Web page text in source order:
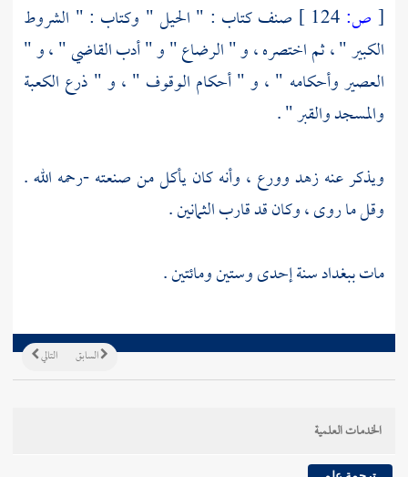
[ ص:
صنف كتاب : " الحيل " وكتاب : " الشروط
الكبير " ، ثم اختصره ، و " الرضاع " و " أدب القاضي " ، و "
العصير وأحكامه " ، و " أحكام الوقوف " ، و " ذرع الكعبة
والمسجد والقبر " .
ويذكر عنه زهد وورع ، وأنه كان يأكل من صنعته -رحمه الله .
وقل ما روى ، وكان قد قارب الثمانين .
ماتببغدادسنة إحدى وستين ومائتين .
التالي السابق
الخدمات العلمية